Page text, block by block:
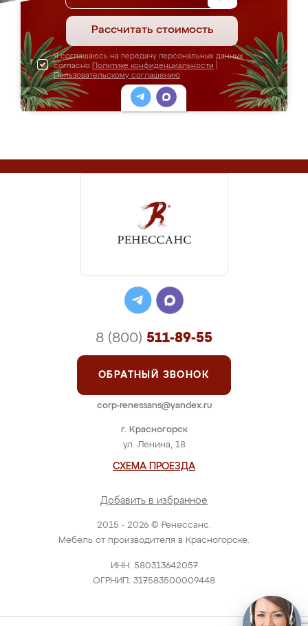
Рассчитать стоимость
Я соглашаюсь на передачу персональных данных
согласно Политике конфиденциальности
Пользовательскому соглашению
2015 - 2026 © Ренессанс.
Мебель от производителя в Красногорске.
ИНН: 580313642057
ОГРНИП: 317583500009448
г. Красногорск
ул. Ленина, 18
СХЕМА ПРОЕЗДА
Добавить в избранное
8 (800) 511-89-55
ОБРАТНЫЙ ЗВОНОК
corp-renessans@yandex.ru